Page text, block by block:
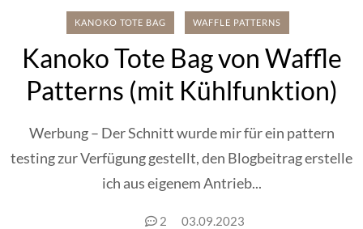
KANOKO TOTE BAG WAFFLE PATTERNS
Kanoko Tote Bag von Waffle
Patterns (mit Kühlfunktion)
Werbung – Der Schnitt wurde mir für ein pattern
testing zur Verfügung gestellt, den Blogbeitrag erstelle
ich aus eigenem Antrieb...
2 03.09.2023